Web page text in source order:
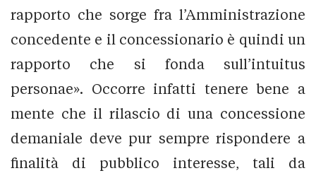
rapporto che sorge fra l’Amministrazione
concedente e il concessionario è quindi un
rapporto che si fonda sull’intuitus
personae». Occorre infatti tenere bene a
mente che il rilascio di una concessione
demaniale deve pur sempre rispondere a
finalità di pubblico interesse, tali da